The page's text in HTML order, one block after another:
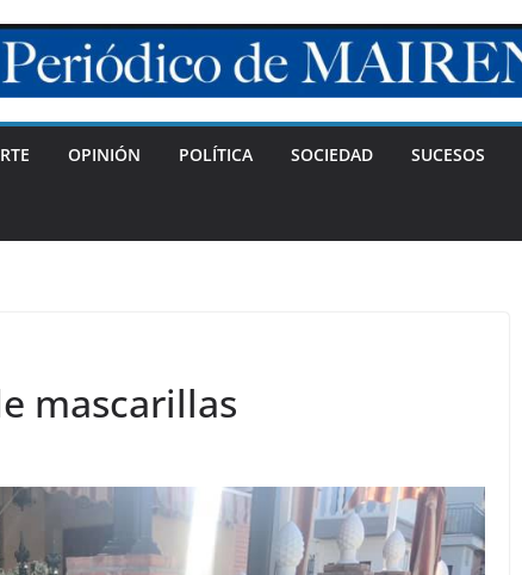
OPINIÓN POLÍTICA SOCIEDAD SUCESOS
mascarillas